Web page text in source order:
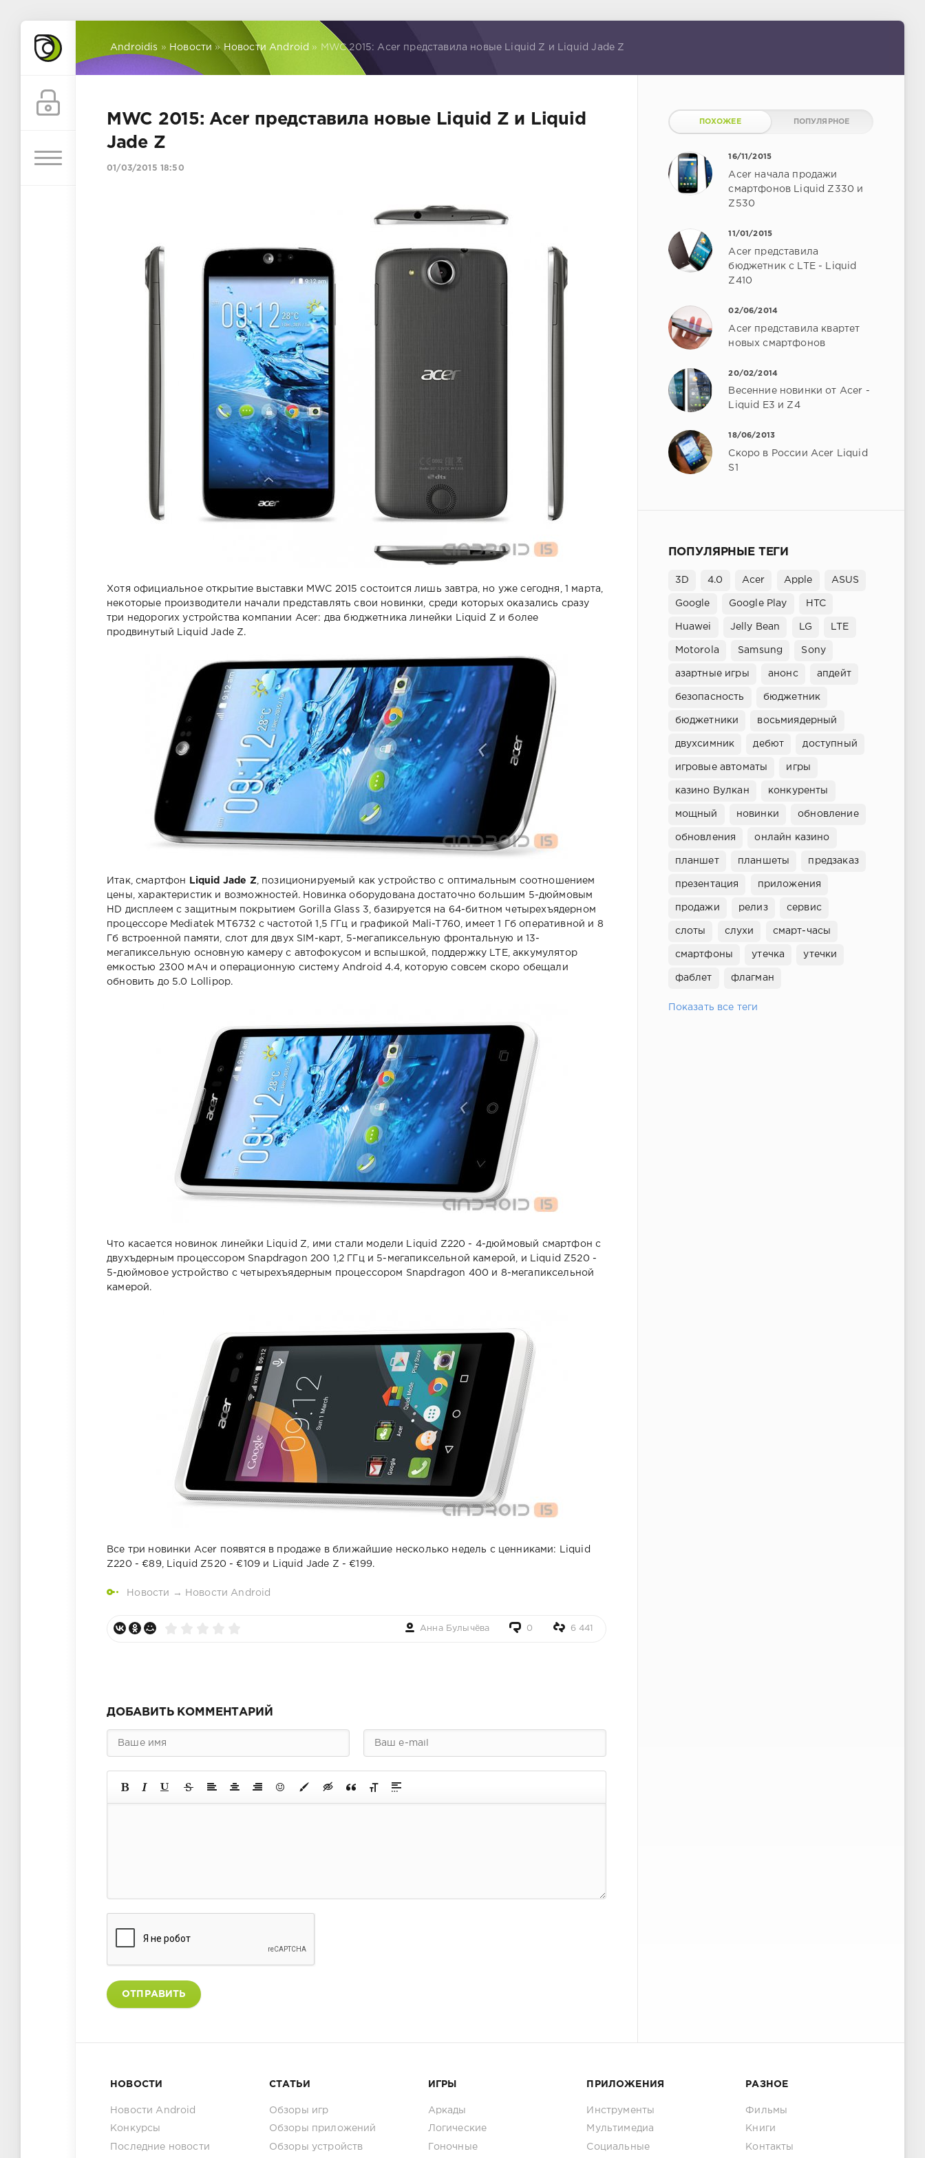
Androidis » Новости » Новости Android » MWC 2015: Acer представила новые Liquid Z и Liquid Jade Z
MWC 2015: Acer представила новые Liquid Z и Liquid
Jade Z
01/03/2015 18:50
Хотя официальное открытие выставки MWC 2015 состоится лишь завтра, но уже сегодня, 1 марта,
некоторые производители начали представлять свои новинки, среди которых оказались сразу
три недорогих устройства компании Acer: два бюджетника линейки Liquid Z и более
продвинутый Liquid Jade Z.
Итак, смартфон Liquid Jade Z , позиционируемый как устройство с оптимальным соотношением
цены, характеристик и возможностей. Новинка оборудована достаточно большим 5-дюймовым
HD дисплеем с защитным покрытием Gorilla Glass 3, базируется на 64-битном четырехъядерном
процессоре Mediatek MT6732 с частотой 1,5 ГГц и графикой Mali-T760, имеет 1 Гб оперативной и 8
Гб встроенной памяти, слот для двух SIM-карт, 5-мегапиксельную фронтальную и 13-
мегапиксельную основную камеру с автофокусом и вспышкой, поддержку LTE, аккумулятор
емкостью 2300 мАч и операционную систему Android 4.4, которую совсем скоро обещали
обновить до 5.0 Lollipop.
Что касается новинок линейки Liquid Z, ими стали модели Liquid Z220 - 4-дюймовый смартфон с
двухъдерным процессором Snapdragon 200 1,2 ГГц и 5-мегапиксельной камерой, и Liquid Z520 -
5-дюймовое устройство с четырехъядерным процессором Snapdragon 400 и 8-мегапиксельной
камерой.
Все три новинки Acer появятся в продаже в ближайшие несколько недель с ценниками: Liquid
Z220 - €89, Liquid Z520 - €109 и Liquid Jade Z - €199.
Новости → Новости Android
Анна Булычёва 0 6 441
ДОБАВИТЬ КОММЕНТАРИЙ
ОТПРАВИТЬ
ПОХОЖЕЕ ПОПУЛЯРНОЕ
16/11/2015
Acer начала продажи
смартфонов Liquid Z330 и
Z530
11/01/2015
Acer представила
бюджетник с LTE - Liquid
Z410
02/06/2014
Acer представила квартет
новых смартфонов
20/02/2014
Весенние новинки от Acer -
Liquid E3 и Z4
18/06/2013
Скоро в России Acer Liquid
S1
ПОПУЛЯРНЫЕ ТЕГИ
3D 4.0 Acer Apple ASUS
Google Google Play HTC
Huawei Jelly Bean LG LTE
Motorola Samsung Sony
азартные игры анонс апдейт
безопасность бюджетник
бюджетники восьмиядерный
двухсимник дебют доступный
игровые автоматы игры
казино Вулкан конкуренты
мощный новинки обновление
обновления онлайн казино
планшет планшеты предзаказ
презентация приложения
продажи релиз сервис
слоты слухи смарт-часы
смартфоны утечка утечки
фаблет флагман
Показать все теги
НОВОСТИ
Новости Android
Конкурсы
Последние новости
СТАТЬИ
Обзоры игр
Обзоры приложений
Обзоры устройств
ИГРЫ
Аркады
Логические
Гоночные
ПРИЛОЖЕНИЯ
Инструменты
Мультимедиа
Социальные
РАЗНОЕ
Фильмы
Книги
Контакты